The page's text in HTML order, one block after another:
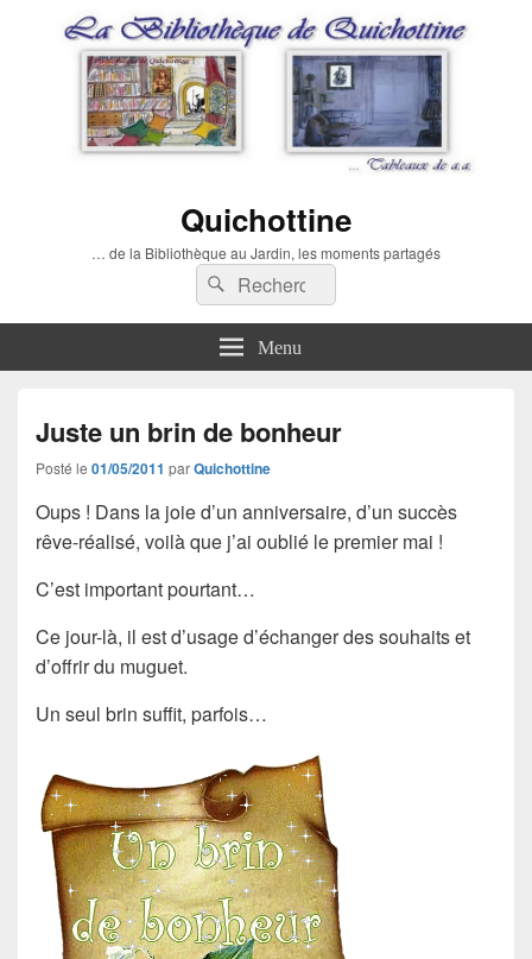
Quichottine
… de la Bibliothèque au Jardin, les moments partagés
Recherche :
Rechercher
Menu
Juste un brin de bonheur
Posté le 01/05/2011 parQuichottine
Oups ! Dans la joie d’un anniversaire, d’un succès
rêve-réalisé, voilà que j’ai oublié le premier mai !
C’est important pourtant…
Ce jour-là, il est d’usage d’échanger des souhaits et
d’offrir du muguet.
Un seul brin suffit, parfois…